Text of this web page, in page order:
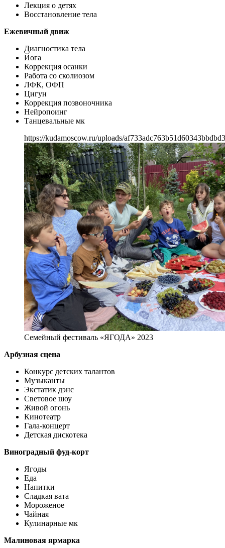
Лекция о детях
Восстановление тела
Ежевичный движ
Диагностика тела
Йога
Коррекция осанки
Работа со сколиозом
ЛФК, ОФП
Цигун
Коррекция позвоночника
Нейропоинг
Танцевальные мк
https://kudamoscow.ru/uploads/
Семейный фестиваль «ЯГОДА» 2023
Арбузная сцена
Конкурс детских талантов
Музыканты
Экстатик дэнс
Световое шоу
Живой огонь
Кинотеатр
Гала-концерт
Детская дискотека
Виноградный фуд-корт
Ягоды
Еда
Напитки
Сладкая вата
Мороженое
Чайная
Кулинарные мк
Малиновая ярмарка